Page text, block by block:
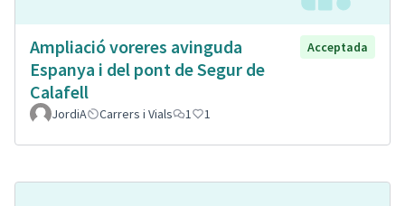
Ampliació voreres avinguda
Espanya i del pont de Segur de
Calafell
Acceptada
JordiA Carrers i Vials 1 1